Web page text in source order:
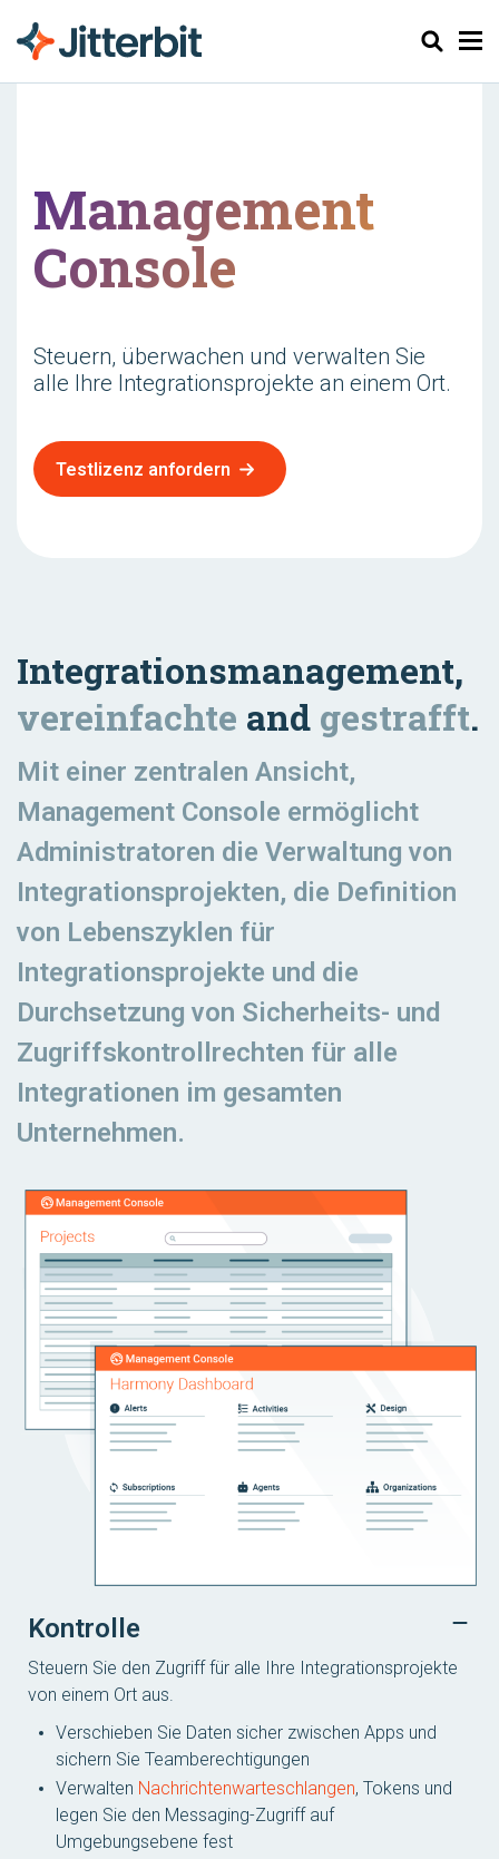
Suchen
Management
Console
Steuern, überwachen und verwalten Sie
alle Ihre Integrationsprojekte an einem Ort.
Testlizenz anfordern
Integrationsmanagement,
vereinfachte and gestrafft.
Mit einer zentralen Ansicht,
Management Console ermöglicht
Administratoren die Verwaltung von
Integrationsprojekten, die Definition
von Lebenszyklen für
Integrationsprojekte und die
Durchsetzung von Sicherheits- und
Zugriffskontrollrechten für alle
Integrationen im gesamten
Unternehmen.
Kontrolle
Steuern Sie den Zugriff für alle Ihre Integrationsprojekte
von einem Ort aus.
Verschieben Sie Daten sicher zwischen Apps und
sichern Sie Teamberechtigungen
Verwalten Nachrichtenwarteschlangen, Tokens und
legen Sie den Messaging-Zugriff auf
Umgebungsebene fest